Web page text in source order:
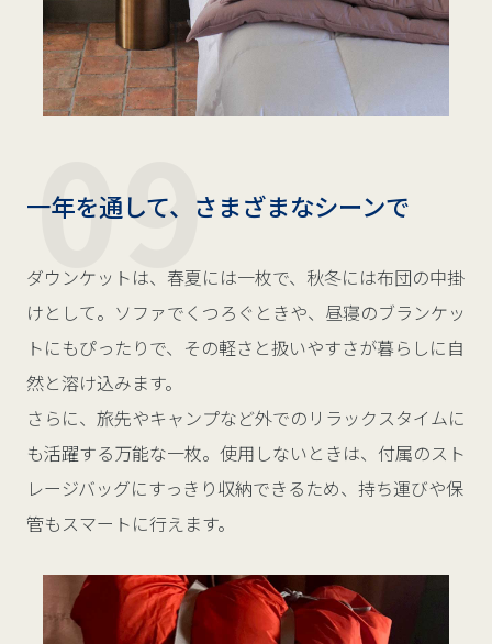
一年を通して、さまざまなシーンで
ダウンケットは、春夏には一枚で、秋冬には布団の中掛
けとして。ソファでくつろぐときや、昼寝のブランケッ
トにもぴったりで、その軽さと扱いやすさが暮らしに自
然と溶け込みます。
さらに、旅先やキャンプなど外でのリラックスタイムに
も活躍する万能な一枚。使用しないときは、付属のスト
レージバッグにすっきり収納できるため、持ち運びや保
管もスマートに行えます。